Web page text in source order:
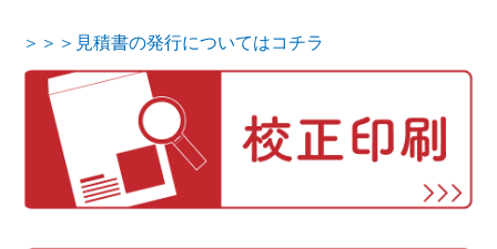
＞＞＞見積書の発行についてはコチラ